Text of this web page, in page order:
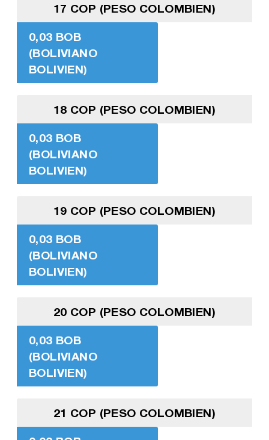
17 COP (PESO COLOMBIEN)
0,03 BOB
(BOLIVIANO
BOLIVIEN)
18 COP (PESO COLOMBIEN)
0,03 BOB
(BOLIVIANO
BOLIVIEN)
19 COP (PESO COLOMBIEN)
0,03 BOB
(BOLIVIANO
BOLIVIEN)
20 COP (PESO COLOMBIEN)
0,03 BOB
(BOLIVIANO
BOLIVIEN)
21 COP (PESO COLOMBIEN)